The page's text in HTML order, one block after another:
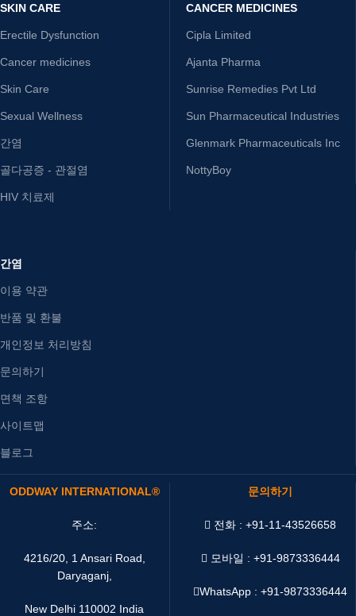
SKIN CARE
Erectile Dysfunction
Cancer medicines
Skin Care
Sexual Wellness
간염
골다공증 - 관절염
HIV 치료제
CANCER MEDICINES
Cipla Limited
Ajanta Pharma
Sunrise Remedies Pvt Ltd
Sun Pharmaceutical Industries
Glenmark Pharmaceuticals Inc
NottyBoy
간염
이용 약관
반품 및 환불
개인정보 처리방침
문의하기
면책 조항
사이트맵
블로그
ODDWAY INTERNATIONAL®
주소:
4216/20, 1 Ansari Road,
Daryaganj,
New Delhi 110002 India
문의하기
전화 : +91-11-43526658
모바일 : +91-9873336444
WhatsApp :+91-9873336444